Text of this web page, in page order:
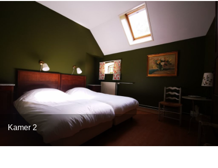
Kamer 2